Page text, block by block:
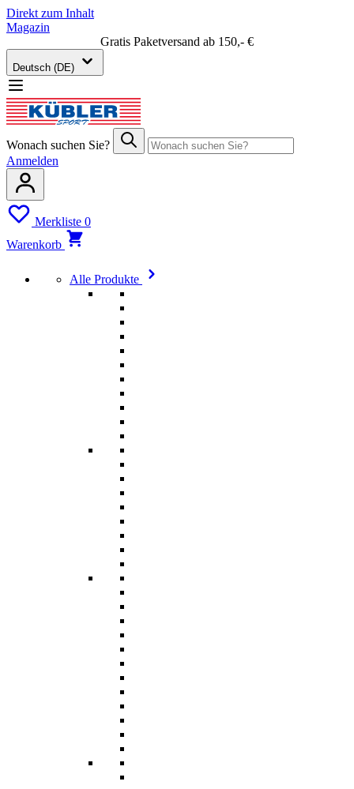
Direkt zum Inhalt
Magazin
Gratis Paketversand ab 150,- €
Deutsch (DE)
Wonach suchen Sie?
Anmelden
Merkliste 0
Warenkorb
Alle Produkte